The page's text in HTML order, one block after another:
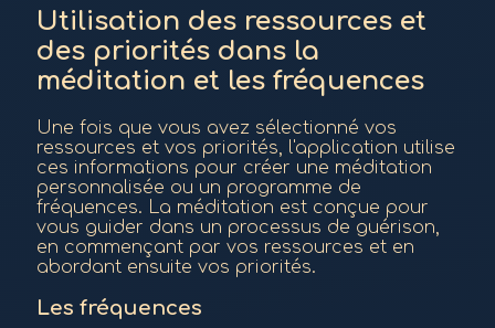
Utilisation des ressources et
des priorités dans la
méditation et les fréquences
Une fois que vous avez sélectionné vos
ressources et vos priorités, l'application utilise
ces informations pour créer une méditation
personnalisée ou un programme de
fréquences. La méditation est conçue pour
vous guider dans un processus de guérison,
en commençant par vos ressources et en
abordant ensuite vos priorités.
Les fréquences